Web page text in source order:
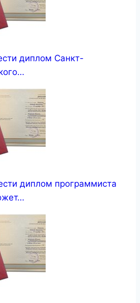
диплом Санкт-
диплом программиста